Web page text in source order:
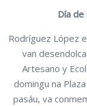
Día
Rodríguez López
van
Artesano y
domingu na
pasáu, va